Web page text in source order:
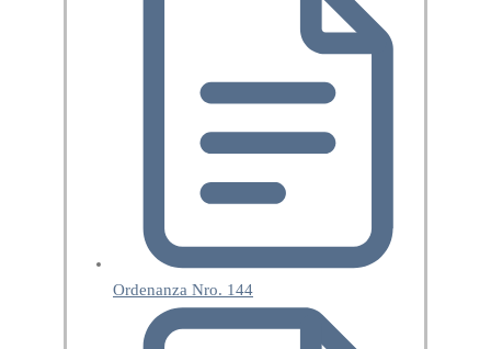
Ordenanza Nro. 144